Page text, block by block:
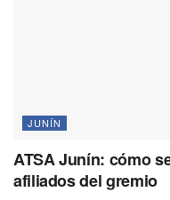
JUNÍN
ATSA Junín: cómo
afiliados del gremio